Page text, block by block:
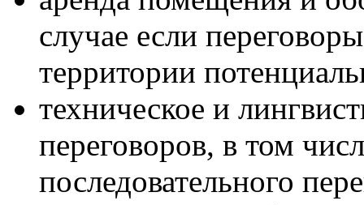
случае если
территории
техническое и
переговоров, в том
последовательного